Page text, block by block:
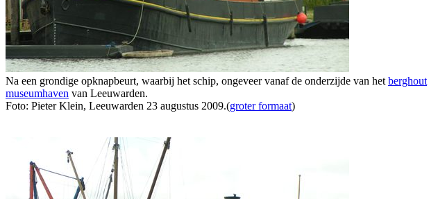
Na een grondige opknapbeurt, waarbij het schip, ongeveer vanaf de onderzijde van het berghout
museumhaven van Leeuwarden.
Foto: Pieter Klein, Leeuwarden 23 augustus 2009.(groter formaat)